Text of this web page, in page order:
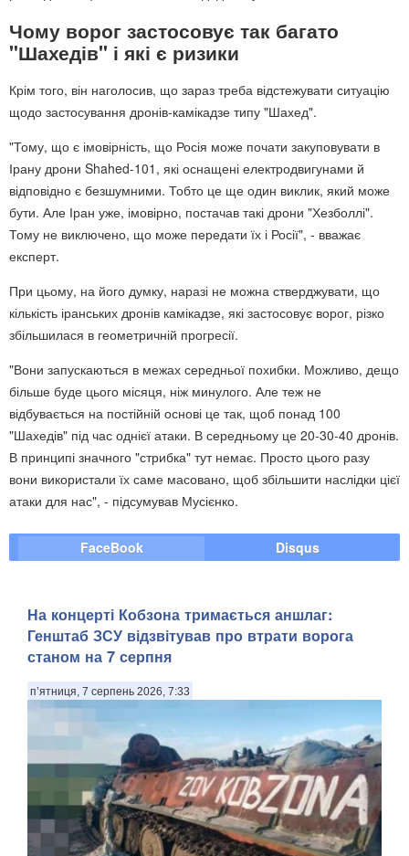
Чому ворог застосовує так багато
"Шахедів" і які є ризики
Крім того, він наголосив, що зараз треба відстежувати ситуацію
щодо застосування дронів-камікадзе типу "Шахед".
"Тому, що є імовірність, що Росія може почати закуповувати в
Ірану дрони Shahed-101, які оснащені електродвигунами й
відповідно є безшумними. Тобто це ще один виклик, який може
бути. Але Іран уже, імовірно, постачав такі дрони "Хезболлі".
Тому не виключено, що може передати їх і Росії", - вважає
експерт.
При цьому, на його думку, наразі не можна стверджувати, що
кількість іранських дронів камікадзе, які застосовує ворог, різко
збільшилася в геометричній прогресії.
"Вони запускаються в межах середньої похибки. Можливо, дещо
більше буде цього місяця, ніж минулого. Але теж не
відбувається на постійній основі це так, щоб понад 100
"Шахедів" під час однієї атаки. В середньому це 20-30-40 дронів.
В принципі значного "стрибка" тут немає. Просто цього разу
вони використали їх саме масовано, щоб збільшити наслідки цієї
атаки для нас", - підсумував Мусієнко.
FaceBook Disqus
На концерті Кобзона тримається аншлаг:
Генштаб ЗСУ відзвітував про втрати ворога
станом на 7 серпня
п’ятниця, 7 серпень 2026, 7:33